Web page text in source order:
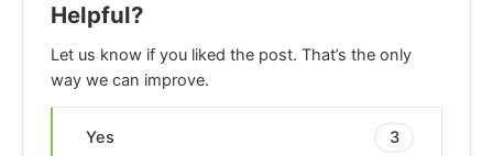
Helpful?
Let us know if you liked the post. That’s the only
way we can improve.
Yes 3